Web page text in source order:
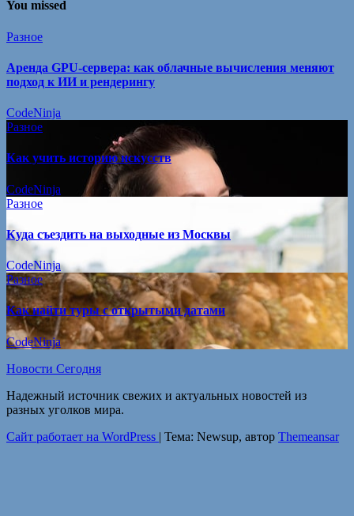
You missed
Разное
Аренда GPU-сервера: как облачные вычисления меняют
подход к ИИ и рендерингу
CodeNinja
Разное
Как учить историю искусств
CodeNinja
Разное
Куда съездить на выходные из Москвы
CodeNinja
Разное
Как найти туры с открытыми датами
CodeNinja
Новости Сегодня
Надежный источник свежих и актуальных новостей из
разных уголков мира.
Сайт работает на WordPress | Тема: Newsup, автор Themeansar